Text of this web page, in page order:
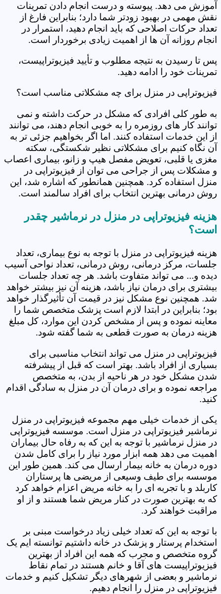
آموزش می دهد. پیوسته و درست انجام دادن تمرینات
نقش مهمی در بهبود زودتر شما دارد؛ بنابراین فارغ از
تعداد حرکات اصلاحی که باید انجام دهید، استمرار در
انجام روزانه آن ها از اهمیت زیادی برخوردار است.
پس تا رسیدن به نتیجه مطلوب و تأیید فیزیوتراپیست،
تمرینات خود را ادامه دهید.
فیزیوتراپی در منزل برای چه مشکلاتی مناسب است؟
به طور کلی افرادی که مشکل در حرکت داشته و نمی
توانند کار های روزمره را به خوبی انجام دهند، می توانند
از این خدمات استفاده کنند. اما اگر بخواهیم جزئی تر به
آن نگاه کنیم برای مشکلاتی نظیر شکستگی، سکته
مغزی یا قلبی، تعویض مفصل هیپ و زانو، بیماری اعصاب
و مشکلات پس از جراحی می توان از فیزیوتراپی در
منزل استفاده کرد. همچنین همانطور که اشاره شد، این
روش درمانی بهترین انتخاب برای افراد سالمند است.
هزینه فیزیوتراپی در منزل در نرماشیر چقدر
است؟
هزینه فیزیوتراپی در منزل با توجه به نوع بیماری، تعداد
جلسات، مرکز درمانی، روش درمانی، تعداد نواحی آسیب
دیده و... می تواند متفاوت باشد. هر چه تعداد جلسات
بیشتری برای درمان نیاز باشد، هزینه آن نیز بیشتر خواهد
شد. همچنین نوع مشکل نیز در قیمت آن تأثیرگذار خواهد
بود؛ بنابراین در ابتدا لازم است پزشک متخصص شما را
معاینه نموده و پس از مشخص کردن این موارد، کل مبلغ
هزینه درمان به صورت قطعی به شما گفته شود.
فیزیوتراپی در منزل می تواند انتخاب مناسبی برای
بسیاری از افراد باشد. بهتر است که قبل از پیشرفته
شدن مشکل خود در هر ناحیه از بدن، به متخصص
مراجعه نموده و برای درمان آن در منزل به سادگی اقدام
کنید.
یکی از خدمات خیلی مهم مجموعه فیزیوتراپی در منزل
نرماشیر فیزیوتراپی در منزل است. موسسه فیزیوتراپی
در منزل نرماشیر با توجه به این که به رفاه حال بیماران
اهمیت می دهد همه ابزار مورد نیاز را برای کامل شدن
دوره درمان به خانه بیمار ارسال می کند. همین طور این
موسسه برای طیف وسیعی از مریضی ها پرستاران
کاربلد و با تجربه ای را به خانه مریض اعزام خواهد کرد
که به بهترین صورت در کنار مریض شما هستند و از او
مراقبت خواهند کرد.
با توجه به این که تعداد خیلی زیاد درخواست مبنی بر
استخدام پرستار و پزشک در خانه داشتیم توانسته ایم یک
گروه متخصص و مجرب که همه این افراد از بهترین
فیزیوتراپیست های آقا و خانم هستند در تمام نقاط
نرماشیر و بعضی از شهرهای دیگر تشکیل کنیم و خدمات
فیزیوتراپی در منزل را انجام دهیم.